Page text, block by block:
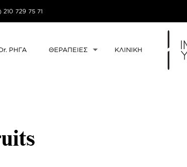
210 729 75 71
ΡΗΓΑ ΘΕΡΑΠΕΙΕΣ ΚΛΙΝΙΚΗ